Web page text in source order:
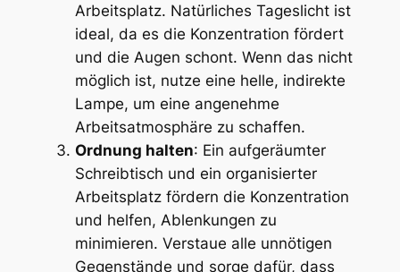
Arbeitsplatz. Natürliches Tageslicht ist
ideal, da es die Konzentration fördert
und die Augen schont. Wenn das nicht
möglich ist, nutze eine helle, indirekte
Lampe, um eine angenehme
Arbeitsatmosphäre zu schaffen.
Ordnung halten: Ein aufgeräumter
Schreibtisch und ein organisierter
Arbeitsplatz fördern die Konzentration
und helfen, Ablenkungen zu
minimieren. Verstaue alle unnötigen
Gegenstände und sorge dafür, dass